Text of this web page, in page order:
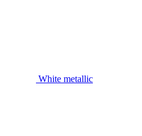
White metallic